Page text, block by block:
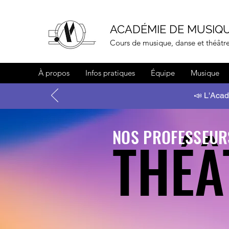
ACADÉMIE DE
Cours de musique, danse et
À propos Infos pratiques Équipe Musique
📣
NOS